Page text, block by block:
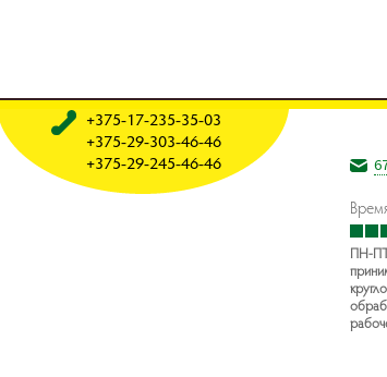
+375-17-235-35-03
+375-29-303-46-46
+375-29-245-46-46
ПН-